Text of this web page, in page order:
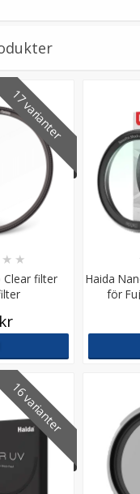
snodd med
★★ ★ ★★
i nylon för
slumpmässigt
17 varianter
Clear filter
★ ★
Haida
för
16 varianter